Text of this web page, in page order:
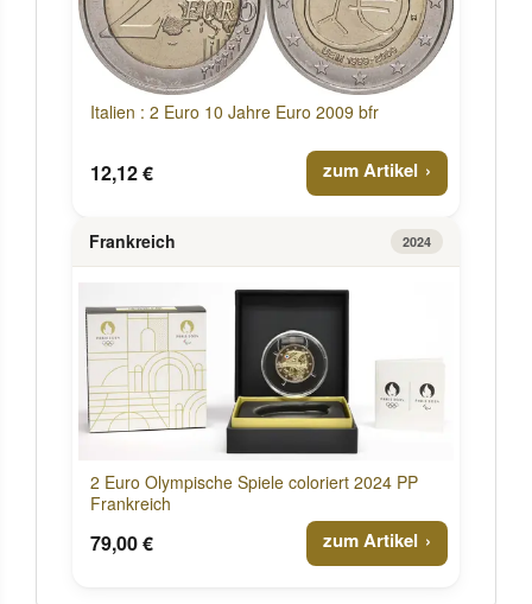
Italien : 2 Euro 10 Jahre Euro 2009 bfr
12,12 € zum Artikel
Frankreich 2024
2 Euro Olympische Spiele coloriert 2024 PP
Frankreich
79,00 € zum Artikel